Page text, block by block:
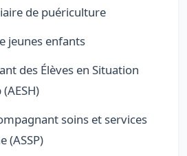
de puériculture
jeunes enfants
des Élèves en Situation
soins et services
(ASSP)